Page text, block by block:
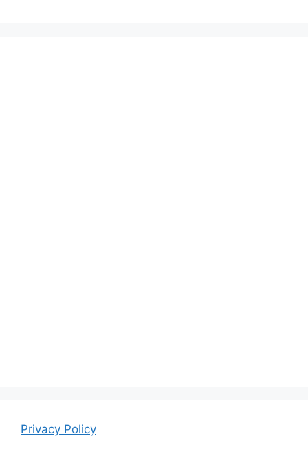
Privacy Policy